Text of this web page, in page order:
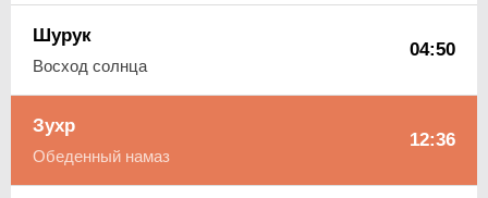
Шурук
Восход солнца
04:50
Зухр
Обеденный намаз
12:36